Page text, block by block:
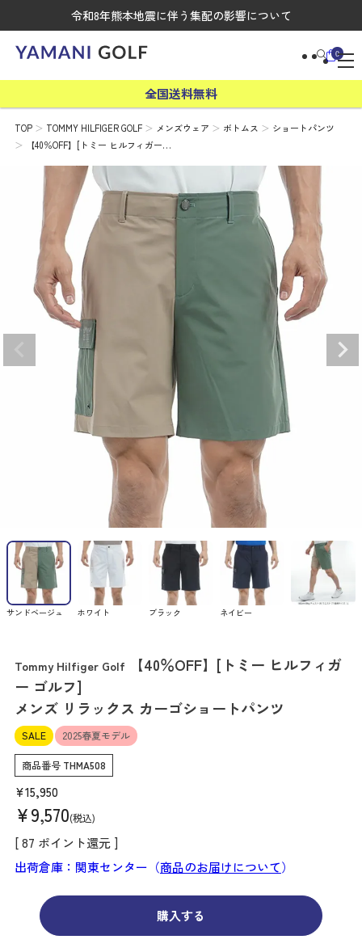
令和8年熊本地震に伴う集配の影響について
0
全国送料無料
TOP TOMMY HILFIGER GOLF メンズウェア ボトムス
ショートパンツ
【40％OFF】[トミー ヒルフィガー…
サンドベージュ ホワイト ブラック ネイビー
Tommy Hilfiger Golf
【40％OFF】[トミー ヒルフィガ
ー ゴルフ]
メンズ リラックス カーゴショートパンツ
SALE 2025春夏モデル
商品番号 THMA508
¥15,950
¥9,570 税込
[87 ポイント還元 ]
出荷倉庫：関東センター（商品のお届けについて）
購入する